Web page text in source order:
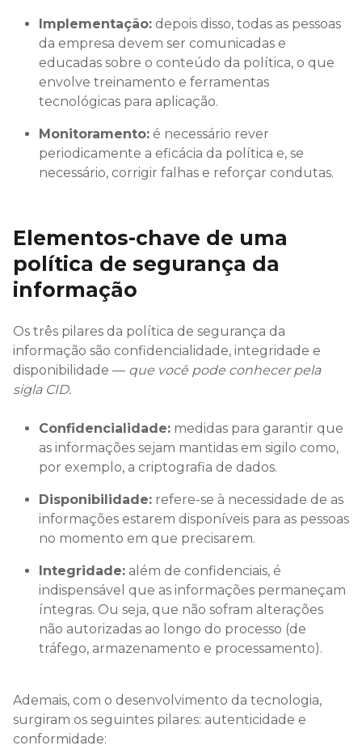
Implementação: depois disso, todas as pessoas
da empresa devem ser comunicadas e
educadas sobre o conteúdo da política, o que
envolve treinamento e ferramentas
tecnológicas para aplicação.
Monitoramento: é necessário rever
periodicamente a eficácia da política e, se
necessário, corrigir falhas e reforçar condutas.
Elementos-chave de uma
política de segurança da
informação
Os três pilares da política de segurança da
informação são confidencialidade, integridade e
disponibilidade — que você pode conhecer pela
sigla CID.
Confidencialidade: medidas para garantir que
as informações sejam mantidas em sigilo como,
por exemplo, a criptografia de dados.
Disponibilidade: refere-se à necessidade de as
informações estarem disponíveis para as pessoas
no momento em que precisarem.
Integridade: além de confidenciais, é
indispensável que as informações permaneçam
íntegras. Ou seja, que não sofram alterações
não autorizadas ao longo do processo (de
tráfego, armazenamento e processamento).
Ademais, com o desenvolvimento da tecnologia,
surgiram os seguintes pilares: autenticidade e
conformidade: